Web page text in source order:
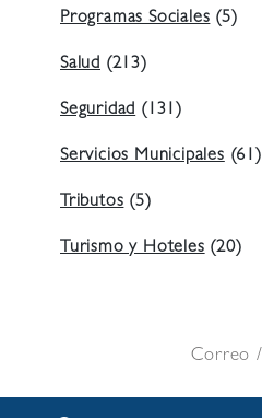
Programas Sociales(5)
Salud (213)
Seguridad(131)
Servicios Municipales(61)
Tributos(5)
Turismo y Hoteles(20)
Correo